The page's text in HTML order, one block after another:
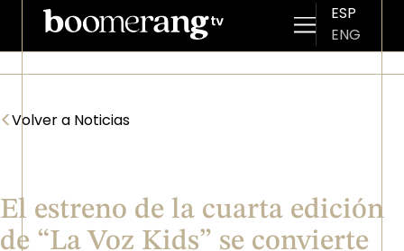
ESP
ENG
<Volver a Noticias
El estreno de la cuarta edición
de “La Voz Kids” se convierte